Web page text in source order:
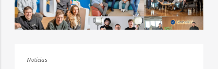
Noticias